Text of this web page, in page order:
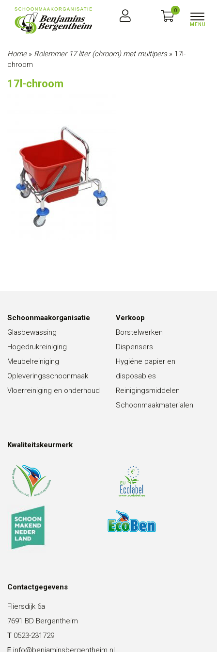
0
Home» Rolemmer 17 liter (chroom) met multipers» 17l-
chroom
17l-chroom
Schoonmaakorganisatie
Glasbewassing
Hogedrukreiniging
Meubelreiniging
Opleveringsschoonmaak
Vloerreiniging en onderhoud
Verkoop
Borstelwerken
Dispensers
Hygiëne papier en
disposables
Reinigingsmiddelen
Schoonmaakmaterialen
Kwaliteitskeurmerk
Contactgegevens
Fliersdijk 6a
7691 BD Bergentheim
T 0523-231729
E info@benjaminsbergentheim.nl